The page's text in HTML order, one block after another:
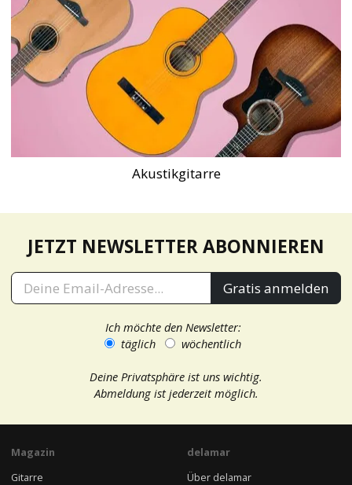
Akustikgitarre
JETZT NEWSLETTER ABONNIEREN
Gratis anmelden
Ich möchte den Newsletter:
täglich
wöchentlich
Deine Privatsphäre ist uns wichtig.
Abmeldung ist jederzeit möglich.
Magazin
Gitarre
delamar
Über delamar